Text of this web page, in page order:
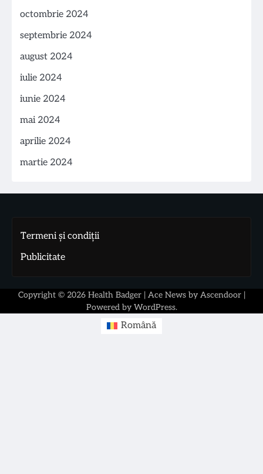
octombrie 2024
septembrie 2024
august 2024
iulie 2024
iunie 2024
mai 2024
aprilie 2024
martie 2024
Termeni și condiții
Publicitate
Copyright © 2026 Health Badger| Ace News by Ascendoor|
Powered by WordPress.
Română